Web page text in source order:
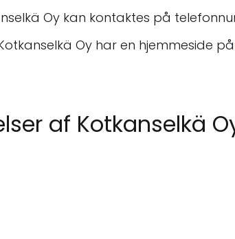
Oy kan kontaktes på
Oy har en hjemmeside på
af Kotkanselkä